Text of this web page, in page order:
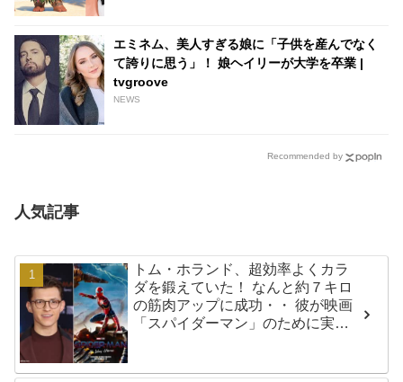
エミネム、美人すぎる娘に「子供を産んでなく
て誇りに思う」！ 娘ヘイリーが大学を卒業 |
tvgroove
NEWS
Recommended by
人気記事
トム・ホランド、超効率よくカラ
ダを鍛えていた！ なんと約７キロ
の筋肉アップに成功・・ 彼が映画
「スパイダーマン」のために実践